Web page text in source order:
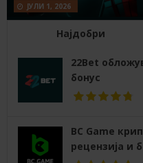
ЈУЛИ 1, 2026
Најдобри
22Bet
бонус
BC Game
рецензија и